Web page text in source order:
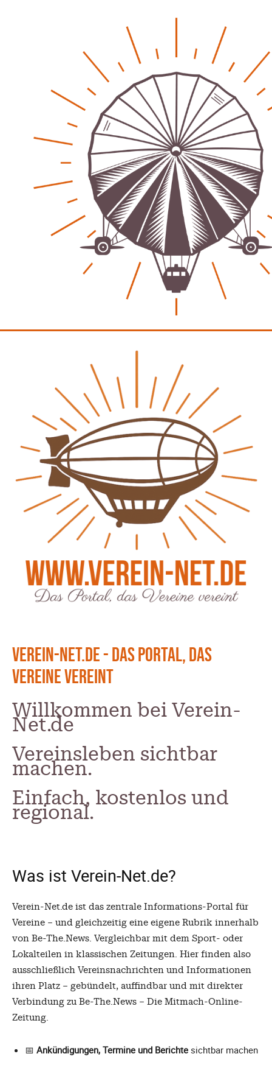
EU – Getränkeverschluss – Verordnung als
Patrick Reinisch-Fahrland
12. November 2024
Be-The.News
Die Mitmach-Online-Zeitung
INFOS
NUTZUNGSBEDINGUNGEN
IMPRESSUM
Juni 2026
Februar 2026
Januar 2026
Verein-Net.de - Das Portal, das
Vereine vereint
Willkommen bei Verein-
Net.de
Vereinsleben sichtbar
machen.
Einfach, kostenlos und
regional.
Was ist Verein-Net.de?
Verein-Net.de ist das zentrale Informations-Portal für
Vereine – und gleichzeitig eine eigene Rubrik innerhalb
von Be-The.News. Vergleichbar mit dem Sport- oder
Lokalteilen in klassischen Zeitungen. Hier finden also
ausschließlich Vereinsnachrichten und Informationen
ihren Platz – gebündelt, auffindbar und mit direkter
Verbindung zu Be-The.News – Die Mitmach-Online-
Zeitung.
📅 Ankündigungen, Termine und Berichte sichtbar machen